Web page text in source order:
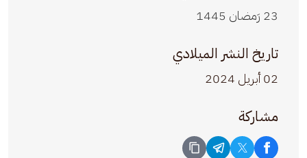
23 رَمضان 1445
تاريخ النشر الميلادي
02 أبريل 2024
مشاركة